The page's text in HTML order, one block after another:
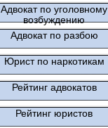
Адвокат по уголовному
возбуждению
Адвокат по разбою
Юрист по наркотикам
Рейтинг адвокатов
Рейтинг юристов